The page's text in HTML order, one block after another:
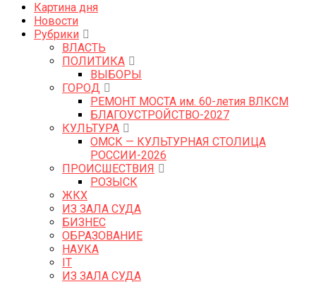
Картина дня
Новости
Рубрики
ВЛАСТЬ
ПОЛИТИКА
ВЫБОРЫ
ГОРОД
РЕМОНТ МОСТА им. 60-летия ВЛКСМ
БЛАГОУСТРОЙСТВО-2027
КУЛЬТУРА
ОМСК — КУЛЬТУРНАЯ СТОЛИЦА
РОССИИ-2026
ПРОИСШЕСТВИЯ
РОЗЫСК
ЖКХ
ИЗ ЗАЛА СУДА
БИЗНЕС
ОБРАЗОВАНИЕ
НАУКА
IT
ИЗ ЗАЛА СУДА